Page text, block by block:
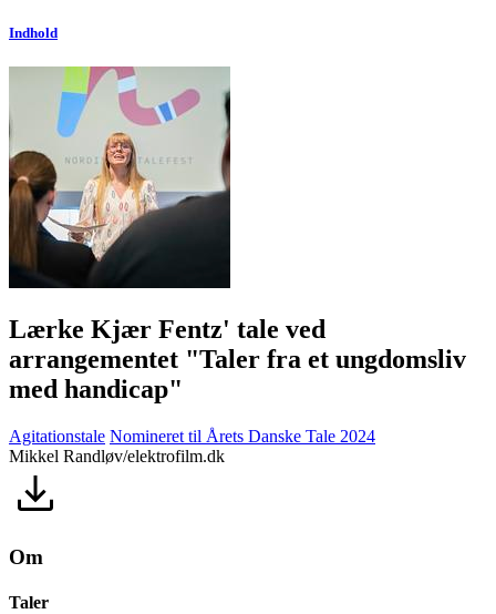
Indhold
Lærke Kjær Fentz' tale ved
arrangementet "Taler fra et ungdomsliv
med handicap"
Agitationstale Nomineret til Årets Danske Tale 2024
Mikkel Randløv/elektrofilm.dk
Om
Taler